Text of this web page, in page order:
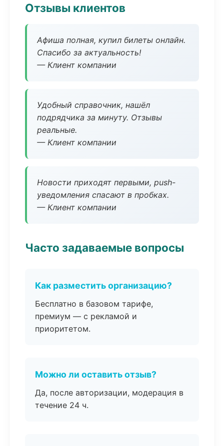
Отзывы клиентов
Афиша полная, купил билеты онлайн.
Спасибо за актуальность!
— Клиент компании
Удобный справочник, нашёл
подрядчика за минуту. Отзывы
реальные.
— Клиент компании
Новости приходят первыми, push-
уведомления спасают в пробках.
— Клиент компании
Часто задаваемые вопросы
Как разместить организацию?
Бесплатно в базовом тарифе,
премиум — с рекламой и
приоритетом.
Можно ли оставить отзыв?
Да, после авторизации, модерация в
течение 24 ч.